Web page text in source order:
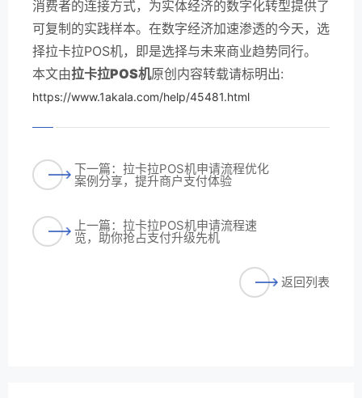
消费者的连接方式，为实体经济的数字化转型提供了
可复制的实践样本。在数字经济加速渗透的今天，选
择拉卡拉POS机，即是选择与未来商业趋势同行。
本文由拉卡拉POS机原创内容转载请标明出:
https://www.1akala.com/help/45481.html
下一篇：拉卡拉POS机申请流程优化
案例分享，提升商户支付体验
上一篇：拉卡拉POS机申请流程速
览，助你抢占支付升级先机
返回列表